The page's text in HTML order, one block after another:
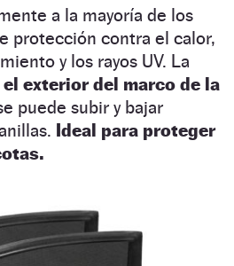
a la mayoría de los
protección contra el calor,
y los rayos UV. La
exterior del marco de la
puede subir y bajar
Ideal para proteger